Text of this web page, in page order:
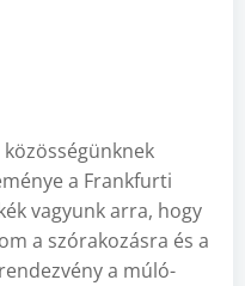
a Frankfurti
vagyunk arra, hogy
a szórakozásra és a
a múló-